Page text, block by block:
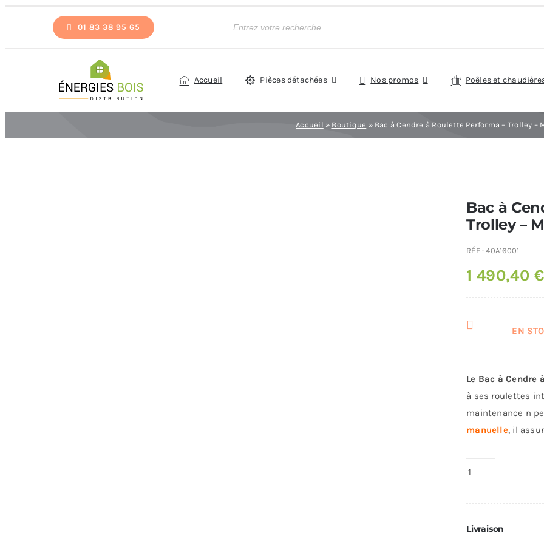
01 83 38 95 65
de
Accueil Pièces détachées Nos promos Poêles et
Accueil » Boutique » Bac à Cendre à Roulette Performa – Trolley –
Bac à
Trolley –
RÉF :40A16001
1 490,40 €
EN
Le Bac à Cendre
à ses roulettes
maintenance n
manuelle, il
quantité
Cendre
Livraison